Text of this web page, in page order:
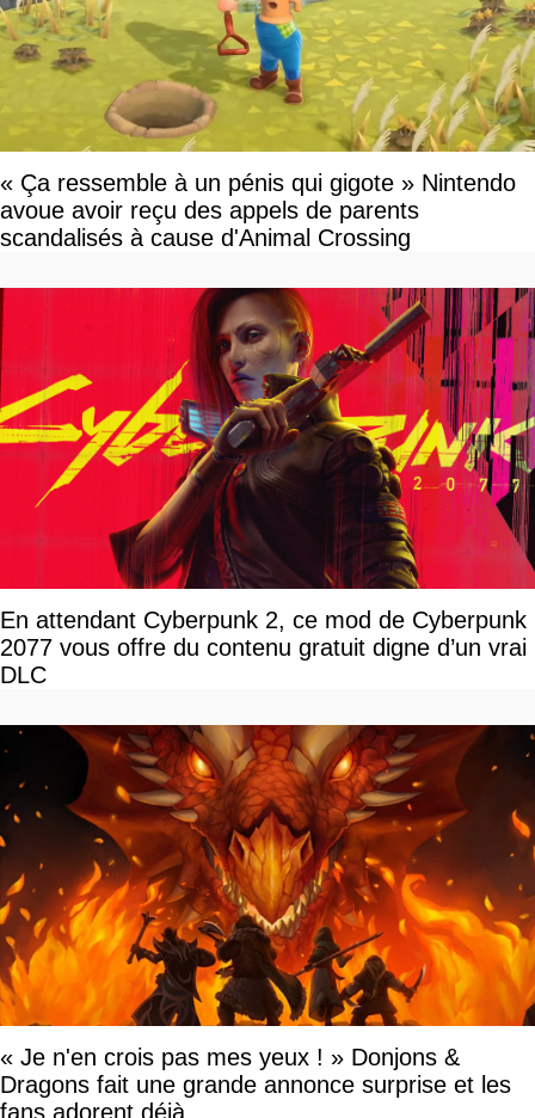
« Ça ressemble à un pénis qui gigote » Nintendo
avoue avoir reçu des appels de parents
scandalisés à cause d'Animal Crossing
En attendant Cyberpunk 2, ce mod de Cyberpunk
2077 vous offre du contenu gratuit digne d’un vrai
DLC
« Je n'en crois pas mes yeux ! » Donjons &
Dragons fait une grande annonce surprise et les
fans adorent déjà